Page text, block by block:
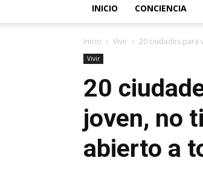
INICIO CONCIENCIA
Inicio Vivir 20 ciudades para
Vivir
20
joven, no
abierto a